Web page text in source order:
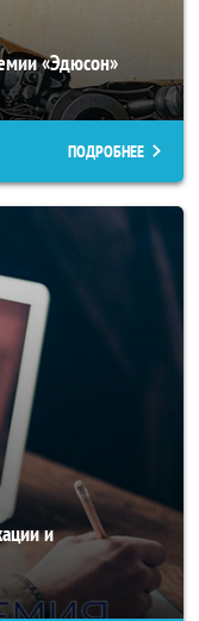
«Эдюсон»
ПОДРОБНЕЕ
и